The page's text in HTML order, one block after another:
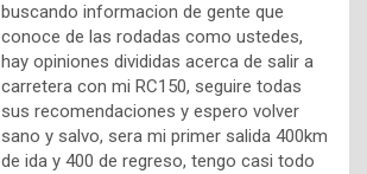
buscando informacion de gente que
conoce de las rodadas como ustedes,
hay opiniones divididas acerca de salir a
carretera con mi RC150, seguire todas
sus recomendaciones y espero volver
sano y salvo, sera mi primer salida 400km
de ida y 400 de regreso, tengo casi todo